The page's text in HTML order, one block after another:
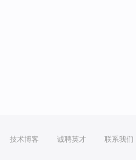
技术博客 诚聘英才 联系我们